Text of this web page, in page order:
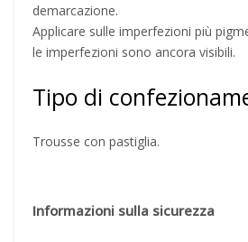
demarcazione.
Applicare sulle imperfezioni più
le imperfezioni sono ancora visibili.
Tipo di
Trousse con pastiglia.
Informazioni sulla sicurezza